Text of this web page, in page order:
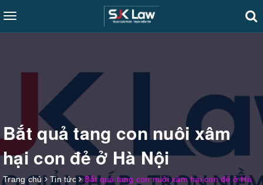
Toggle
navigation
Bắt quả tang con nuôi xâm
hại con đẻ ở Hà Nội
Trang chủ Tin tức
Bắt quả tang con nuôi xâm hại con đẻ ở Hà